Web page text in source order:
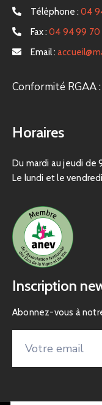
Téléphone : 04
Fax : 04 94 99 70
Email :
Conformité RGAA
Horaires
Du mardi au jeudi de
Le lundi et le
Inscription
Abonnez-vous à